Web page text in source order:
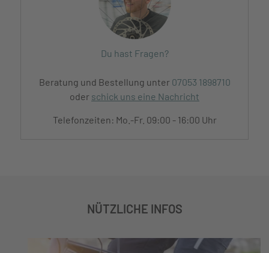
Du hast Fragen?
Beratung und Bestellung unter 07053 1898710
oder schick uns eine Nachricht
Telefonzeiten: Mo.-Fr. 09:00 - 16:00 Uhr
NÜTZLICHE INFOS